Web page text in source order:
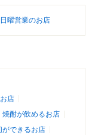
曜営業のお店
店
焼酎が飲めるお店
ができるお店